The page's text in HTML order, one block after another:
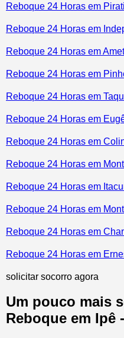
Reboque 24 Horas em
Reboque 24 Horas em
Reboque 24 Horas em
Reboque 24 Horas em
Reboque 24 Horas em
Reboque 24 Horas em
Reboque 24 Horas em
Reboque 24 Horas em
Reboque 24 Horas em
Reboque 24 Horas em
Reboque 24 Horas em
Reboque 24 Horas em
solicitar socorro agora
Um pouco mais
Reboque em Ipê